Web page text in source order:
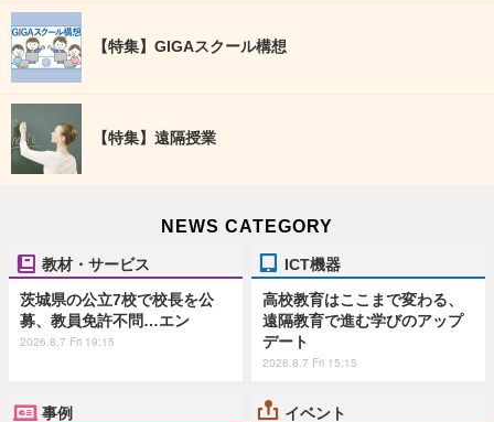
【特集】GIGAスクール構想
【特集】遠隔授業
NEWS CATEGORY
教材・サービス
茨城県の公立7校で校長を公
募、教員免許不問…エン
2026.8.7 Fri 19:15
ICT機器
高校教育はここまで変わる、
遠隔教育で進む学びのアップ
デート
2026.8.7 Fri 15:15
事例 イベント